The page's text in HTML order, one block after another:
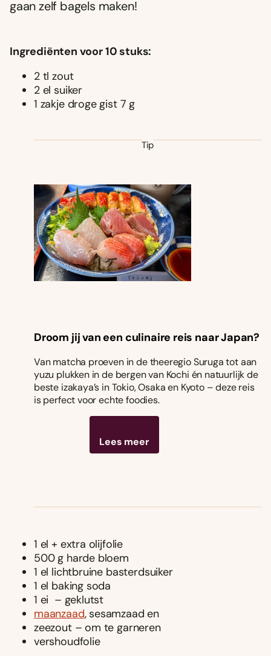
gaan zelf bagels maken!
Ingrediënten voor 10 stuks:
2 tl zout
2 el suiker
1 zakje droge gist 7 g
Tip
Droom jij van een culinaire reis naar Japan?
Van matcha proeven in de theeregio Suruga tot aan
yuzu plukken in de bergen van Kochi én natuurlijk de
beste izakaya’s in Tokio, Osaka en Kyoto – deze reis
is perfect voor echte foodies.
Lees meer
1 el + extra olijfolie
500 g harde bloem
1 el lichtbruine basterdsuiker
1 el baking soda
1 ei – geklutst
maanzaad, sesamzaad en
zeezout – om te garneren
vershoudfolie